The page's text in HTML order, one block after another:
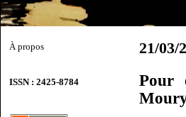
À propos
ISSN : 2425-8784
21/03/
Pour